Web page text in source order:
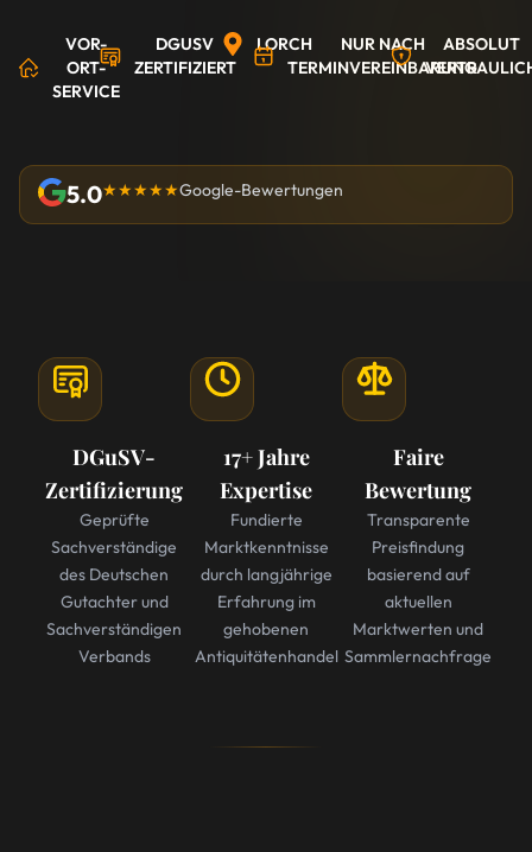
VOR-
ORT-
SERVICE
DGUSV
ZERTIFIZIERT
LORCH
NUR NACH
TERMINVEREINBARUNG
ABSOLUT
5.0★★★★★Google-Bewertungen
DGuSV-
Zertifizierung
Geprüfte
Sachverständige
des Deutschen
Gutachter und
Sachverständigen
Verbands
17+ Jahre
Expertise
Fundierte
Marktkenntnisse
durch langjährige
Erfahrung im
gehobenen
Antiquitätenhandel
Faire
Bewertung
Transparente
Preisfindung
basierend auf
aktuellen
Marktwerten und
Sammlernachfrage